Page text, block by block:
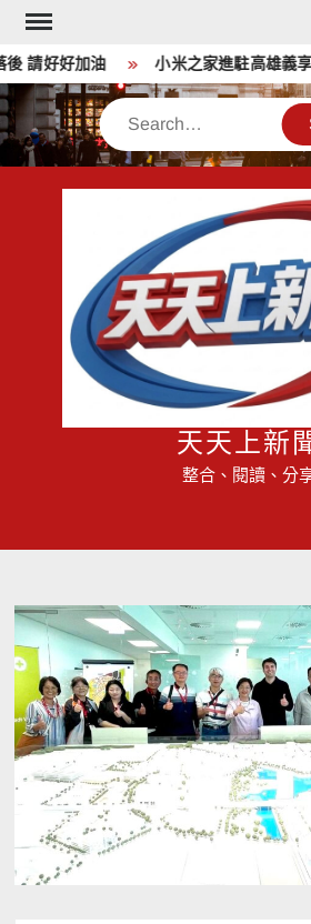
Skip
content
好好加油 小米之家進駐高雄義享
Search
天天上新
整合、閱讀、分